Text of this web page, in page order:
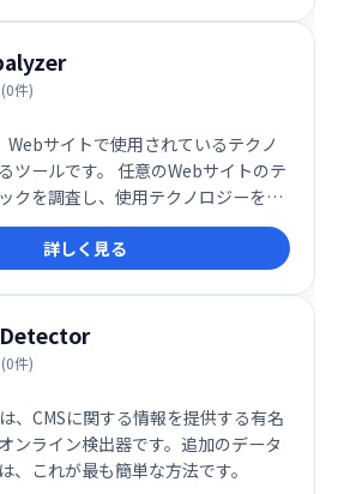
(0件)
サイトで使用されているテクノ
ツールです。 任意のWebサイトのテ
クを調査し、使用テクノロジーをリ
や連絡先詳細も取得できます。リー
、競合調査などに活用可能です。
詳しく見る
(0件)
、CMSに関する情報を提供する有名
ンライン検出器です。追加のデータ
、これが最も簡単な方法です。